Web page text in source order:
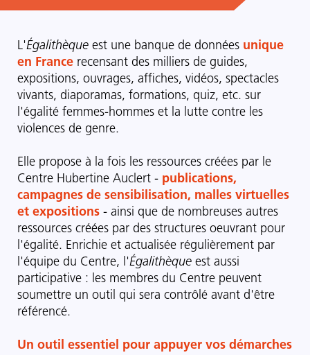
L'Égalithèque est une banque de données unique
en France recensant des milliers de guides,
expositions, ouvrages, affiches, vidéos, spectacles
vivants, diaporamas, formations, quiz, etc. sur
l'égalité femmes-hommes et la lutte contre les
violences de genre.
Elle propose à la fois les ressources créées par le
Centre Hubertine Auclert - publications,
campagnes de sensibilisation, malles virtuelles
et expositions - ainsi que de nombreuses autres
ressources créées par des structures oeuvrant pour
l'égalité. Enrichie et actualisée régulièrement par
l'équipe du Centre, l'Égalithèque est aussi
participative : les membres du Centre peuvent
soumettre un outil qui sera contrôlé avant d'être
référencé.
Un outil essentiel pour appuyer vos démarches